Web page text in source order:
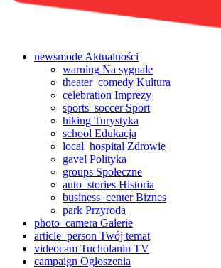
newsmode Aktualności
warning Na sygnale
theater_comedy Kultura
celebration Imprezy
sports_soccerSport
hiking Turystyka
school Edukacja
local_hospital Zdrowie
gavel Polityka
groups Społeczne
auto_stories Historia
business_centerBiznes
park Przyroda
photo_camera Galerie
article_person Twój temat
videocam Tucholanin TV
campaign Ogłoszenia